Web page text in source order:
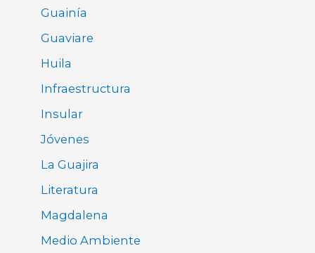
Guainía
Guaviare
Huila
Infraestructura
Insular
Jóvenes
La Guajira
Literatura
Magdalena
Medio Ambiente